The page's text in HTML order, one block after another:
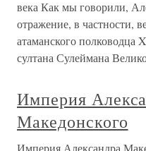
века Как мы говорили,
отражение, в частности,
атаманского полководца
султана Сулеймана
Империя
Македонского